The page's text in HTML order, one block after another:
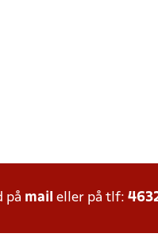
på mail eller på tlf: